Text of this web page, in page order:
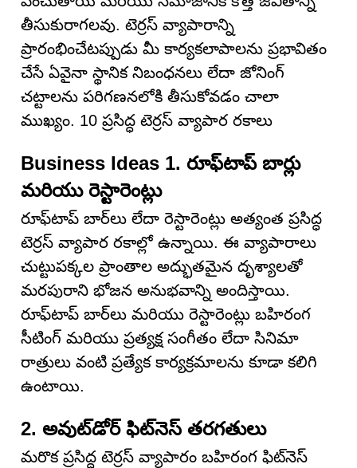
తీసుకురాగలవు. టెర్రస్ వ్యాపారాన్ని
ప్రారంభించేటప్పుడు మీ కార్యకలాపాలను ప్రభావితం
చేసే ఏవైనా స్థానిక నిబంధనలు లేదా జోనింగ్
చట్టాలను పరిగణనలోకి తీసుకోవడం చాలా
ముఖ్యం. 10 ప్రసిద్ధ టెర్రస్ వ్యాపార రకాలు
Business Ideas 1. రూఫ్‌టాప్ బార్లు
మరియు రెస్టారెంట్లు
రూఫ్‌టాప్ బార్‌లు లేదా రెస్టారెంట్లు అత్యంత ప్రసిద్ధ
టెర్రస్ వ్యాపార రకాల్లో ఉన్నాయి. ఈ వ్యాపారాలు
చుట్టుపక్కల ప్రాంతాల అద్భుతమైన దృశ్యాలతో
మరపురాని భోజన అనుభవాన్ని అందిస్తాయి.
రూఫ్‌టాప్ బార్‌లు మరియు రెస్టారెంట్లు బహిరంగ
సీటింగ్ మరియు ప్రత్యక్ష సంగీతం లేదా సినిమా
రాత్రులు వంటి ప్రత్యేక కార్యక్రమాలను కూడా కలిగి
ఉంటాయి.
2. అవుట్‌డోర్ ఫిట్‌నెస్ తరగతులు
మరొక ప్రసిద్ధ టెర్రస్ వ్యాపారం బహిరంగ ఫిట్‌నెస్